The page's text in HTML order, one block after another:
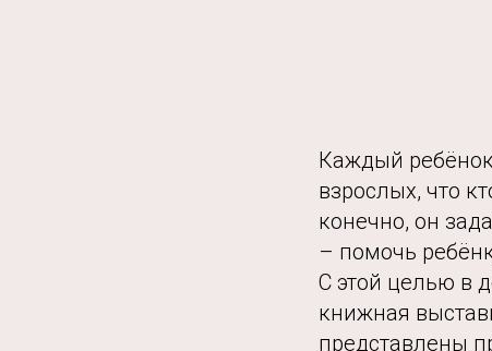
Каждый ребёнок
взрослых, что
конечно, он
– помочь
С этой целью в
книжная
представлены